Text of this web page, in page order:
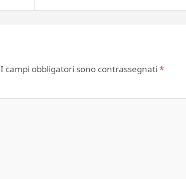
I campi obbligatori sono contrassegnati *